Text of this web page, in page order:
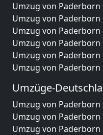
Umzug von
Umzug von Paderborn
Umzug von
Umzug von
Umzug von
Umzug von
Umzüge-
Umzug von Paderborn
Umzug von
Umzug von